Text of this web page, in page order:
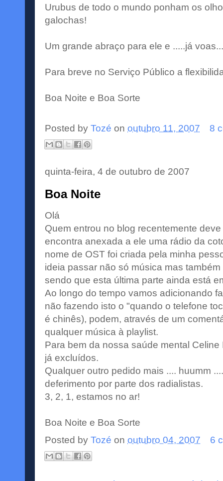
Urubus de todo o mundo ponham os
galochas!
Um grande abraço para ele e .....já
Para breve no Serviço Público a
Boa Noite e Boa Sorte
Posted by Tozé on outubro 11, 2007 8
quinta-feira, 4 de outubro de 2007
Boa Noite
Olá
Quem entrou no blog recentemente
encontra anexada a ele uma rádio da
nome de OST foi criada pela minha
ideia passar não só música mas
sendo que esta última parte ainda está
Ao longo do tempo vamos adicionando
não fazendo isto o "quando o telefone
é chinês), podem, através de um
qualquer música à playlist.
Para bem da nossa saúde mental
já excluídos.
Qualquer outro pedido mais .... huumm
deferimento por parte dos radialistas.
3, 2, 1, estamos no ar!
Boa Noite e Boa Sorte
Posted by Tozé on outubro 04, 2007 6